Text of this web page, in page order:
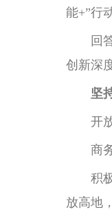
能+”行
回答
创新深
坚
开放
商务
积极
放高地